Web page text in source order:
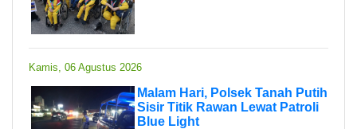
Kamis, 06 Agustus 2026
Malam Hari, Polsek Tanah Putih
Sisir Titik Rawan Lewat Patroli
Blue Light